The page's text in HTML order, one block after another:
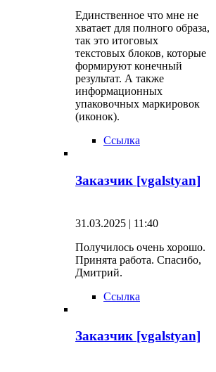
Единственное что мне не
хватает для полного образа,
так это итоговых
текстовых блоков, которые
формируют конечный
результат. А также
информационных
упаковочных маркировок
(иконок).
Ссылка
Заказчик [vgalstyan]
31.03.2025 | 11:40
Получилось очень хорошо.
Принята работа. Спасибо,
Дмитрий.
Ссылка
Заказчик [vgalstyan]